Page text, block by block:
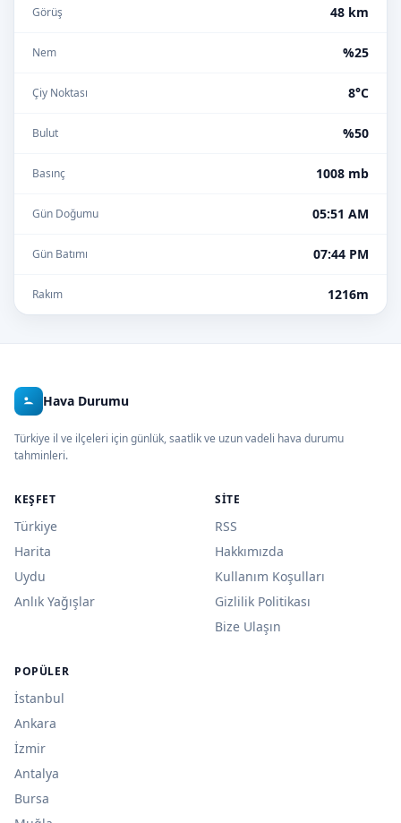
Görüş 48 km
Nem %25
Çiy Noktası 8°C
Bulut %50
Basınç 1008 mb
Gün Doğumu 05:51 AM
Gün Batımı 07:44 PM
Rakım 1216m
Hava Durumu
Türkiye il ve ilçeleri için günlük, saatlik ve uzun vadeli hava durumu
tahminleri.
KEŞFET
Türkiye
Harita
Uydu
Anlık Yağışlar
SITE
RSS
Hakkımızda
Kullanım Koşulları
Gizlilik Politikası
Bize Ulaşın
POPÜLER
İstanbul
Ankara
İzmir
Antalya
Bursa